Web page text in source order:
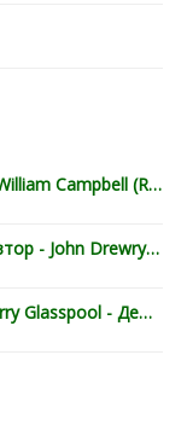
Miss Devon's Reel (S8x32) 2C (4C set) by William Campbell (RSCDS Book 20) - Demo by Lugnasad
A Touch of Disblair (R8x32) 2C (4C set), автор - John Drewry (2002), демонстрація від "Лугнасаду"
GYPSY DREAMS (S8x32) 2C (4C set) by Terry Glasspool - Демонстрація від "Лугнасаду"